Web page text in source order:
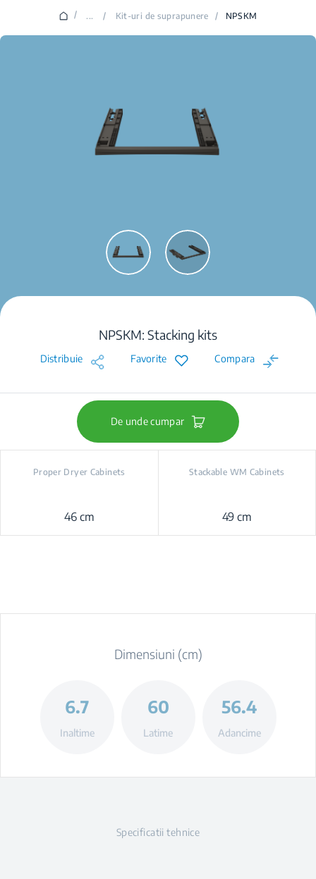
/ ... / Kit-uri de suprapunere / NPSKM
NPSKM: Stacking kits
Distribuie Favorite Compara
De unde cumpar
Proper Dryer Cabinets
46 cm
Stackable WM Cabinets
49 cm
Dimensiuni (cm)
6.7
Inaltime
60
Latime
56.4
Adancime
Specificatii tehnice